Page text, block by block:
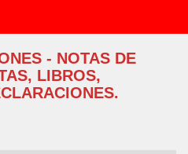
- NOTAS DE
LIBROS,